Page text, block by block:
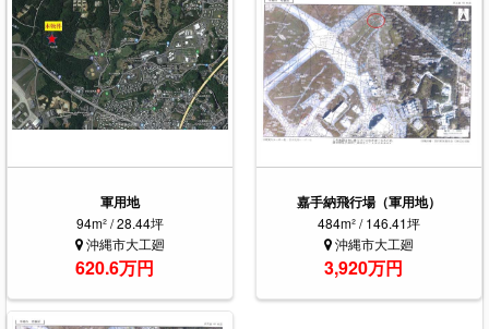
軍用地
94m² / 28.44坪
沖縄市大工廻
620.6万円
嘉手納飛行場（軍用地）
484m² / 146.41坪
沖縄市大工廻
3,920万円